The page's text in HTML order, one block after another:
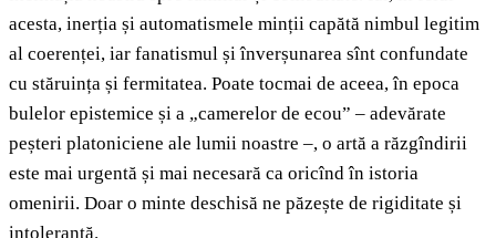
acesta, inerția și automatismele minții capătă nimbul legitim
al coerenței, iar fanatismul și înverșunarea sînt confundate
cu stăruința și fermitatea. Poate tocmai de aceea, în epoca
bulelor epistemice și a „camerelor de ecou” – adevărate
peșteri platoniciene ale lumii noastre –, o artă a răzgîndirii
este mai urgentă și mai necesară ca oricînd în istoria
omenirii. Doar o minte deschisă ne păzește de rigiditate și
intoleranță.